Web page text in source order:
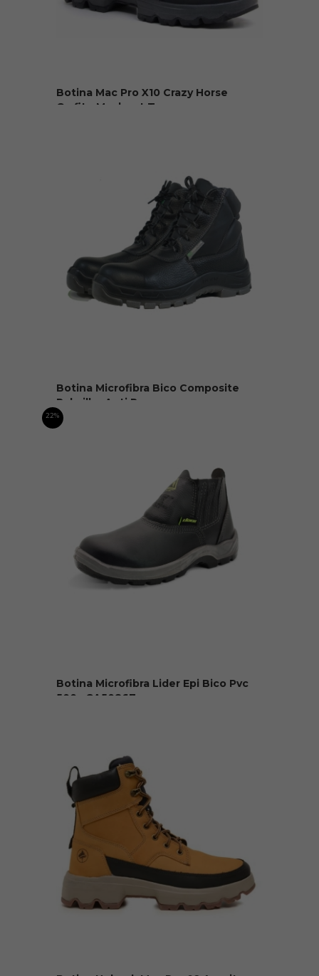
Botina Mac Pro X10 Crazy Horse
Grafite Macboot Tra...
Botina Microfibra Bico Composite
Palmilha Anti Per...
R$ 149,90
22%
Botina Microfibra Lider Epi Bico Pvc
500v CA50867